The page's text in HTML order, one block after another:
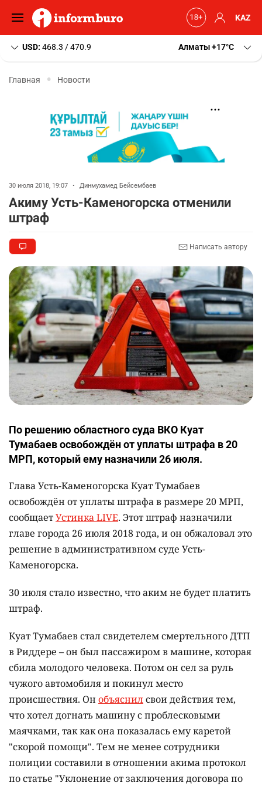
KAZ
USD: 468.3 / 470.9 Алматы+17 C
Главная Новости
30 июля 2018, 19:07 • Динмухамед Бейсембаев
Акиму Усть-Каменогорска отменили
штраф
Написать автору
По решению областного суда ВКО Куат
Тумабаев освобождён от уплаты штрафа в 20
МРП, который ему назначили 26 июля.
Глава Усть-Каменогорска Куат Тумабаев
освобождён от уплаты штрафа в размере 20 МРП,
сообщаетУстинка LIVE. Этот штраф назначили
главе города 26 июля 2018 года, и он обжаловал это
решение в административном суде Усть-
Каменогорска.
30 июля стало известно, что аким не будет платить
штраф.
Куат Тумабаев стал свидетелем смертельного ДТП
в Риддере – он был пассажиром в машине, которая
сбила молодого человека. Потом он сел за руль
чужого автомобиля и покинул место
происшествия. Он объяснилсвои действия тем,
что хотел догнать машину с проблесковыми
маячками, так как она показалась ему каретой
"скорой помощи". Тем не менее сотрудники
полиции составили в отношении акима протокол
по статье "Уклонение от заключения договора по